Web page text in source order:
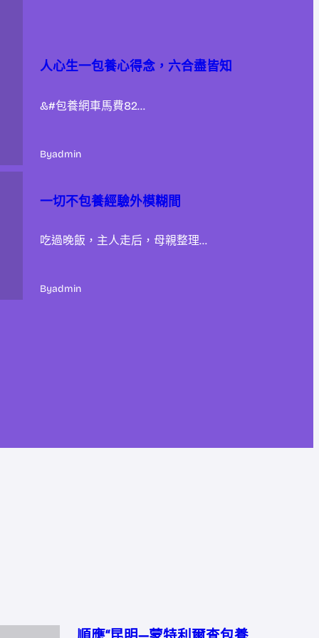
人心生一包養心得念，六合盡皆知
&#包養網車馬費82…
Byadmin
一切不包養經驗外模糊間
吃過晚飯，主人走后，母親整理…
Byadmin